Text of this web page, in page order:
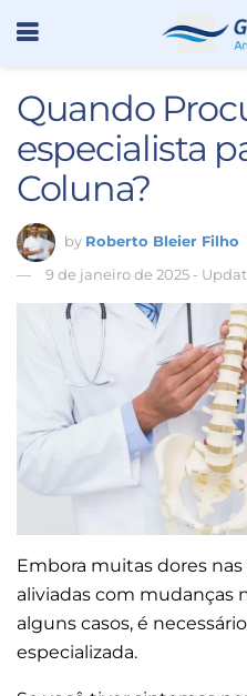
Quando
especialista
Coluna?
by Roberto Bleier Filho
9 de janeiro de 2025 -
Embora muitas dores
aliviadas com mudanças
alguns casos, é
especializada.